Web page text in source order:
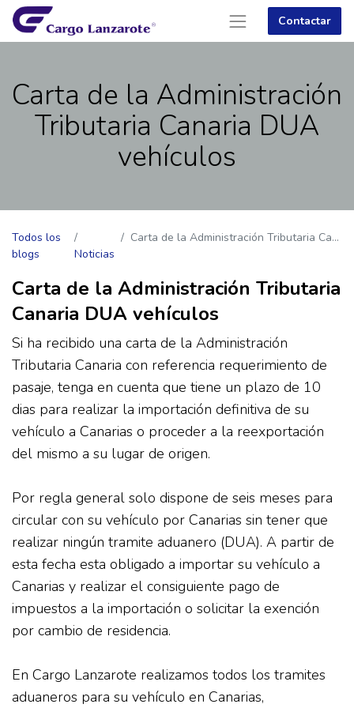
Contactar
Carta de la Administración
Tributaria Canaria DUA
vehículos
Todos los
blogs
Noticias
Carta de la Administración Tributaria Canaria DUA vehículos
Carta de la Administración Tributaria
Canaria DUA vehículos
Si ha recibido una carta de la Administración
Tributaria Canaria con referencia requerimiento de
pasaje, tenga en cuenta que tiene un plazo de 10
dias para realizar la importación definitiva de su
vehículo a Canarias o proceder a la reexportación
del mismo a su lugar de origen.
Por regla general solo dispone de seis meses para
circular con su vehículo por Canarias sin tener que
realizar ningún tramite aduanero (DUA). A partir de
esta fecha esta obligado a importar su vehículo a
Canarias y realizar el consiguiente pago de
impuestos a la importación o solicitar la exención
por cambio de residencia.
En Cargo Lanzarote realizamos todos los tramites
aduaneros para su vehículo en Canarias,